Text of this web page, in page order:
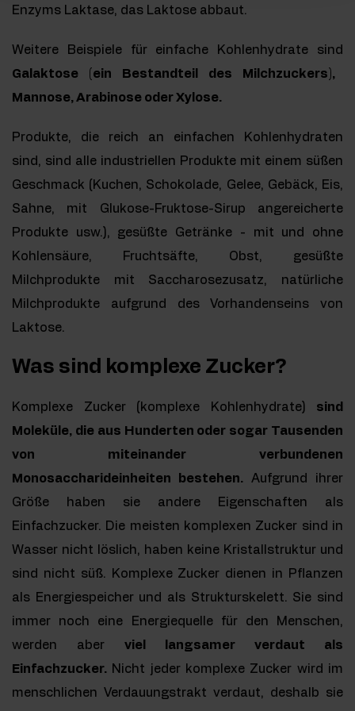
Enzyms Laktase, das Laktose abbaut.
Weitere Beispiele für einfache Kohlenhydrate sind
Galaktose (ein Bestandteil des Milchzuckers),
Mannose, Arabinose oder Xylose.
Produkte, die reich an einfachen Kohlenhydraten
sind, sind alle industriellen Produkte mit einem süßen
Geschmack (Kuchen, Schokolade, Gelee, Gebäck, Eis,
Sahne, mit Glukose-Fruktose-Sirup angereicherte
Produkte usw.), gesüßte Getränke - mit und ohne
Kohlensäure, Fruchtsäfte, Obst, gesüßte
Milchprodukte mit Saccharosezusatz, natürliche
Milchprodukte aufgrund des Vorhandenseins von
Laktose.
Was sind komplexe Zucker?
Komplexe Zucker (komplexe Kohlenhydrate) sind
Moleküle, die aus Hunderten oder sogar Tausenden
von miteinander verbundenen
Monosaccharideinheiten bestehen. Aufgrund ihrer
Größe haben sie andere Eigenschaften als
Einfachzucker. Die meisten komplexen Zucker sind in
Wasser nicht löslich, haben keine Kristallstruktur und
sind nicht süß. Komplexe Zucker dienen in Pflanzen
als Energiespeicher und als Strukturskelett. Sie sind
immer noch eine Energiequelle für den Menschen,
werden aber viel langsamer verdaut als
Einfachzucker. Nicht jeder komplexe Zucker wird im
menschlichen Verdauungstrakt verdaut, deshalb sie